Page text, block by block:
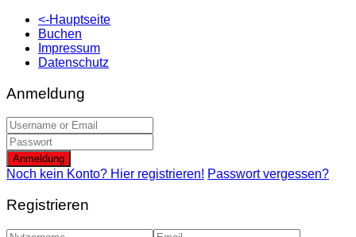
<-Hauptseite
Buchen
Impressum
Datenschutz
Anmeldung
Anmeldung
Noch kein Konto? Hier registrieren! Passwort vergessen?
Registrieren